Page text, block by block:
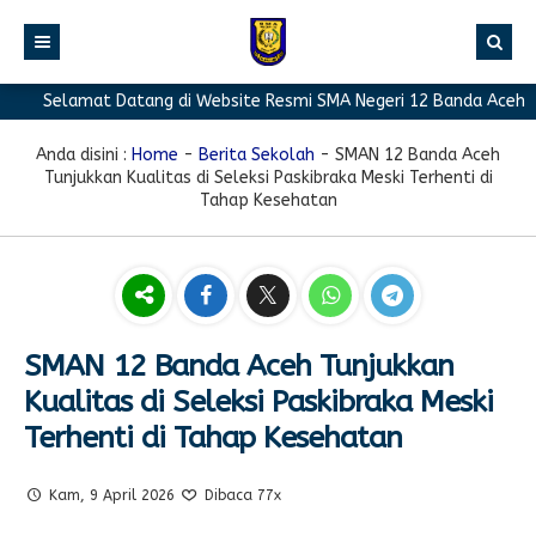
BERANDA
PROFIL
Sambutan Kepala Sekolah
Sejarah Singkat
Struktur Organisasi
Sekolah
Berita Prestasi
Berita Sekolah
Blog Guru
Pengumuman
PROGRAM
Pramuka
PMR
GALERI
FOTO
PPDB
Selamat Datang di Website Resmi SMA Negeri 12 Banda Aceh
Anda disini : Home - Berita Sekolah - SMAN 12 Banda Aceh
Tunjukkan Kualitas di Seleksi Paskibraka Meski Terhenti di
Tahap Kesehatan
SMAN 12 Banda Aceh Tunjukkan
Kualitas di Seleksi Paskibraka Meski
Terhenti di Tahap Kesehatan
Kam, 9 April 2026 Dibaca 77x